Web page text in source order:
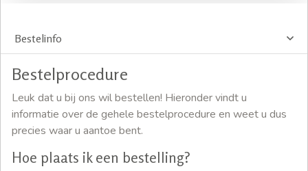
Bestelinfo
Bestelprocedure
Leuk dat u bij ons wil bestellen! Hieronder vindt u
informatie over de gehele bestelprocedure en weet u dus
precies waar u aantoe bent.
Hoe plaats ik een bestelling?